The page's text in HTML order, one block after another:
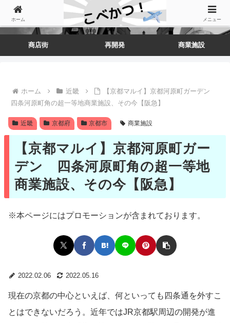
商店街 再開発 商業施設
ホーム 近畿
【京都マルイ】京都河原町ガーデン
四条河原町角の超一等地商業施設、その今【阪急】
近畿 京都府 京都市 商業施設
【京都マルイ】京都河原町ガー
デン 四条河原町角の超一等地
商業施設、その今【阪急】
※本ページにはプロモーションが含まれております。
2022.02.06 2022.05.16
現在の京都の中心といえば、何といっても四条通を外すこ
とはできないだろう。近年ではJR京都駅周辺の開発が進
ホーム メニュー